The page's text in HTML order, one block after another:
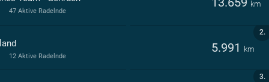
km
47 Aktive Radelnde
2.
5.991 km
12 Aktive Radelnde
3.